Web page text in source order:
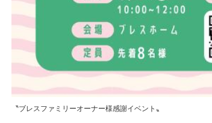
〝ブレスファミリーオーナー様感謝イベント〟